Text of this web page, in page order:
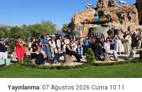
Yayınlanma: 07 Ağustos 2026 Cuma 10:11